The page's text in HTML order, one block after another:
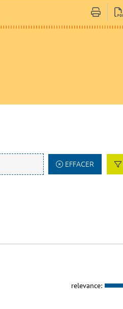
EFFACER
relevance: